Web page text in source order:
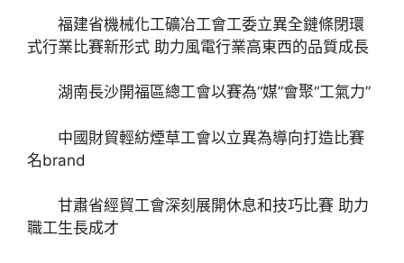
福建省機械化工礦冶工會工委立異全鏈條閉環
式行業比賽新形式 助力風電行業高東西的品質成長
湖南長沙開福區總工會以賽為“媒”會聚“工氣力”
中國財貿輕紡煙草工會以立異為導向打造比賽
名brand
甘肅省經貿工會深刻展開休息和技巧比賽 助力
職工生長成才